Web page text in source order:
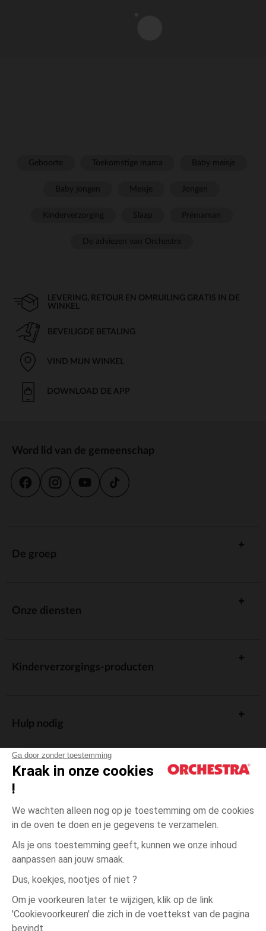
Ga door zonder toestemming
Kraak in onze cookies
!
We wachten alleen nog op je toestemming om de cookies
in de oven te doen en je gegevens te verzamelen.
Als je ons toestemming geeft, kunnen we onze inhoud
aanpassen aan jouw smaak.
Dus, koekjes, nootjes of niet ?
Om je voorkeuren later te wijzigen, klik op de link
'Cookievoorkeuren' die zich in de voettekst van de pagina
bevindt.
Oranje Oranje
3
LEVERING, RETOUR EN OMRUILING GRATIS IN DE
WINKEL
BEVEILIGDE BETALING
VIND MIJN WINKEL
DOWNLOAD DE APP
Word lid van de gemeenschap
De groep
Onze diensten
Kinderverzorgings-producten
Hulp nodig
Algemene verkoopsvoorwaarden
Wettelijke bepalingen
Persoonsgegevens